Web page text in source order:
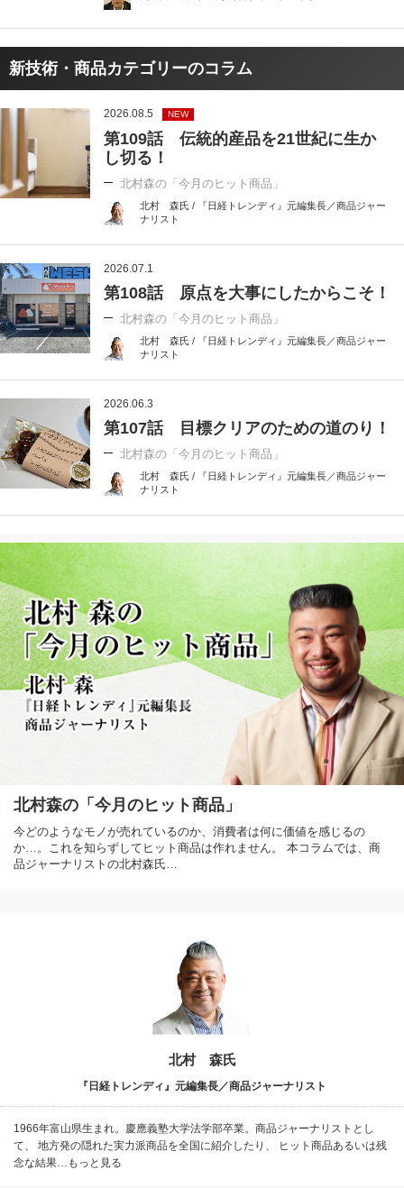
新技術・商品カテゴリーのコラム
2026.08.5 NEW
第109話 伝統的産品を21世紀に生か
し切る！
北村森の「今月のヒット商品」
北村 森氏 / 『日経トレンディ』元編集長／商品ジャー
ナリスト
2026.07.1
第108話 原点を大事にしたからこそ！
北村森の「今月のヒット商品」
北村 森氏 / 『日経トレンディ』元編集長／商品ジャー
ナリスト
2026.06.3
第107話 目標クリアのための道のり！
北村森の「今月のヒット商品」
北村 森氏 / 『日経トレンディ』元編集長／商品ジャー
ナリスト
北村森の「今月のヒット商品」
今どのようなモノが売れているのか、消費者は何に価値を感じるの
か…。これを知らずしてヒット商品は作れません。 本コラムでは、商
品ジャーナリストの北村森氏…
北村 森氏
『日経トレンディ』元編集長／商品ジャーナリスト
1966年富山県生まれ。慶應義塾大学法学部卒業。商品ジャーナリストとし
て、 地方発の隠れた実力派商品を全国に紹介したり、 ヒット商品あるいは残
念な結果…もっと見る